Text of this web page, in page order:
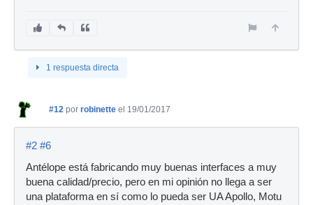
1 respuesta directa
#12 por robinette el 19/01/2017
#2 #6
Antélope está fabricando muy buenas interfaces a muy
buena calidad/precio, pero en mi opinión no llega a ser
una plataforma en sí como lo pueda ser UA Apollo, Motu